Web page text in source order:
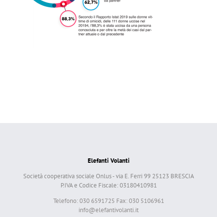
Elefanti Volanti
Società cooperativa sociale Onlus - via E. Ferri 99 25123 BRESCIA
P.IVA e Codice Fiscale: 03180410981
Telefono: 030 6591725 Fax: 030 5106961
info@elefantivolanti.it